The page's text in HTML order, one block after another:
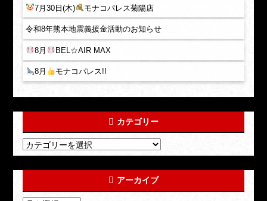
7月30日(木) モナコパレス菊陽店
令和8年熊本地震義援金活動のお知らせ
8月 BEL☆AIR MAX
8月 モナコパレス!!
カテゴリー
アーカイブ